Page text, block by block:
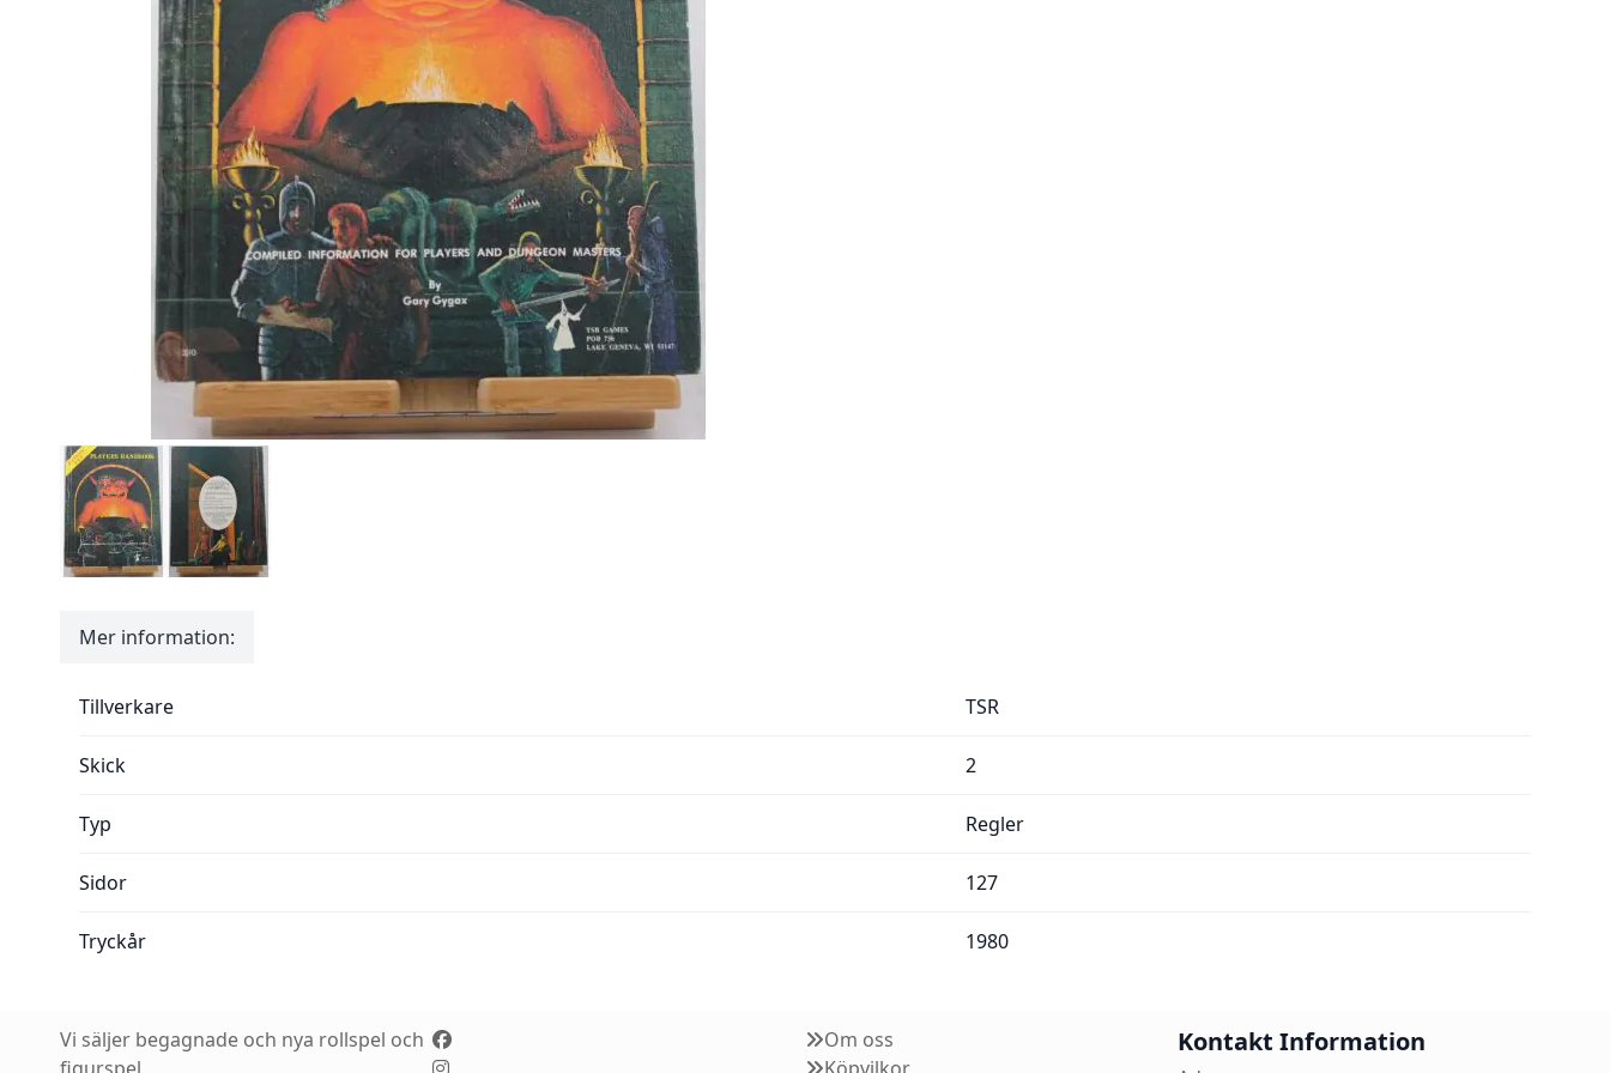
Mer information:
Tillverkare TSR
Skick 2
Typ Regler
Sidor 127
Tryckår 1980
Vi säljer begagnade och nya rollspel och
Om oss
Kontakt Information